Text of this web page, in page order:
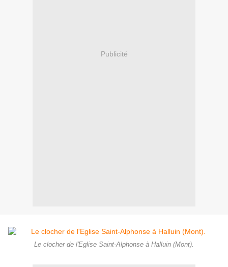
Publicité
Le clocher de l'Eglise Saint-Alphonse à Halluin (Mont).